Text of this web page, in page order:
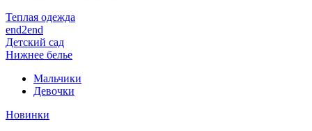
Теплая одежда
end2end
Детский сад
Нижнее белье
Мальчики
Девочки
Новинки